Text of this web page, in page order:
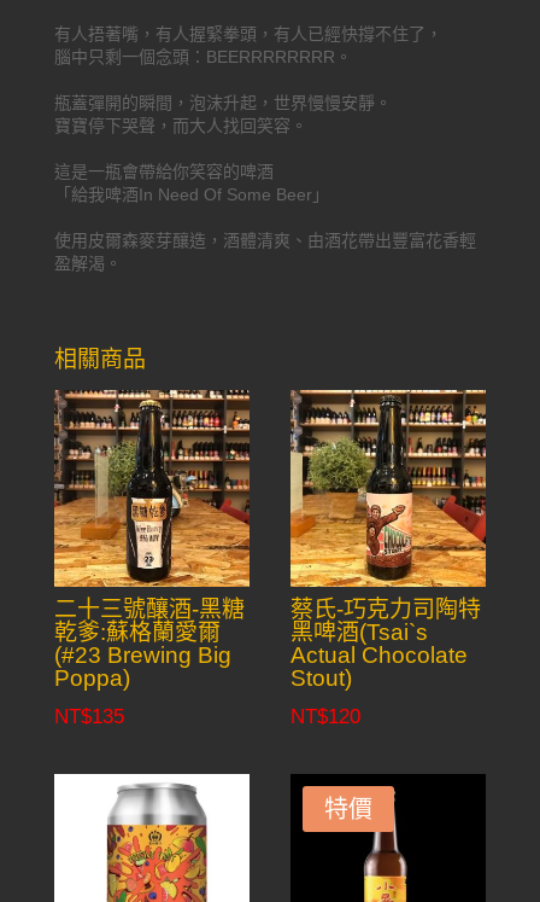
有人捂著嘴，有人握緊拳頭，有人已經快撐不住了，
腦中只剩一個念頭：BEERRRRRRRR。
瓶蓋彈開的瞬間，泡沫升起，世界慢慢安靜。
寶寶停下哭聲，而大人找回笑容。
這是一瓶會帶給你笑容的啤酒
「給我啤酒In Need Of Some Beer」
使用皮爾森麥芽釀造，酒體清爽、由酒花帶出豐富花香輕
盈解渴。
相關商品
二十三號釀酒-黑糖
乾爹:蘇格蘭愛爾
(#23 Brewing Big
Poppa)
NT$135
蔡氏-巧克力司陶特
黑啤酒(Tsai`s
Actual Chocolate
Stout)
NT$120
特價